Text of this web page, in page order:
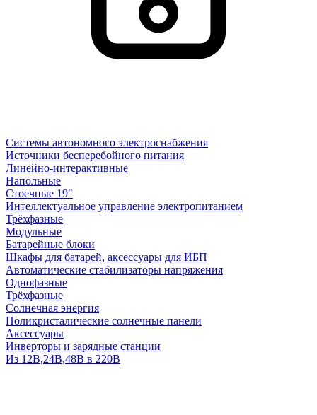
Системы автономного электроснабжения
Источники бесперебойного питания
Линейно-интерактивные
Напольные
Стоечные 19"
Интеллектуальное управление электропитанием
Трёхфазные
Модульные
Батарейные блоки
Шкафы для батарей, аксессуары для ИБП
Автоматические стабилизаторы напряжения
Однофазные
Трёхфазные
Солнечная энергия
Поликристалические солнечные панели
Аксессуары
Инверторы и зарядные станции
Из 12В,24В,48В в 220В